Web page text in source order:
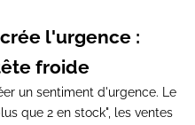
l'urgence :
froide
un sentiment d'urgence. Le
que 2 en stock", les ventes